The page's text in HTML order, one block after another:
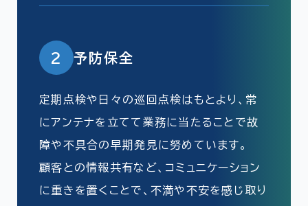
2 予防保全
定期点検や日々の巡回点検はもとより、常
にアンテナを立てて業務に当たることで故
障や不具合の早期発見に努めています。
顧客との情報共有など、コミュニケーション
に重きを置くことで、不満や不安を感じ取り